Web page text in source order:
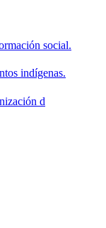
social.
indígenas.
d